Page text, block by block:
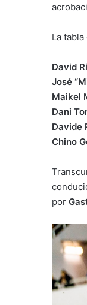
La
David
José
Maikel
Dani
Davide
Chino
por